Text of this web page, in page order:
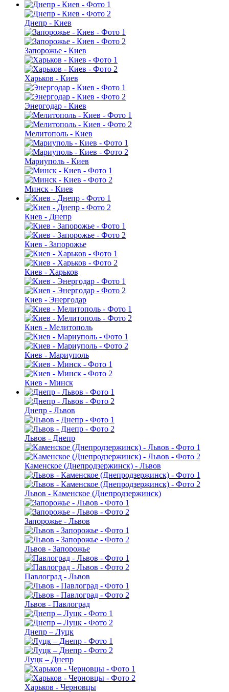
Днепр - Киев
Запорожье - Киев
Харьков - Киев
Энергодар - Киев
Мелитополь - Киев
Мариуполь - Киев
Минск - Киев
Киев - Днепр
Киев - Запорожье
Киев - Харьков
Киев - Энергодар
Киев - Мелитополь
Киев - Мариуполь
Киев - Минск
Днепр - Львов
Львов - Днепр
Каменское (Днепродзержинск) - Львов
Львов - Каменское (Днепродзержинск)
Запорожье - Львов
Львов - Запорожье
Павлоград - Львов
Львов - Павлоград
Днепр – Луцк
Луцк – Днепр
Харьков - Черновцы